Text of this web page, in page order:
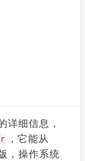
细信息，
，它能从
，操作系统